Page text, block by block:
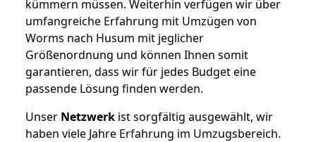
kümmern müssen. Weiterhin verfügen wir über
umfangreiche Erfahrung mit Umzügen von
Worms nach Husum mit jeglicher
Größenordnung und können Ihnen somit
garantieren, dass wir für jedes Budget eine
passende Lösung finden werden.
Unser Netzwerk ist sorgfältig ausgewählt, wir
haben viele Jahre Erfahrung im Umzugsbereich.